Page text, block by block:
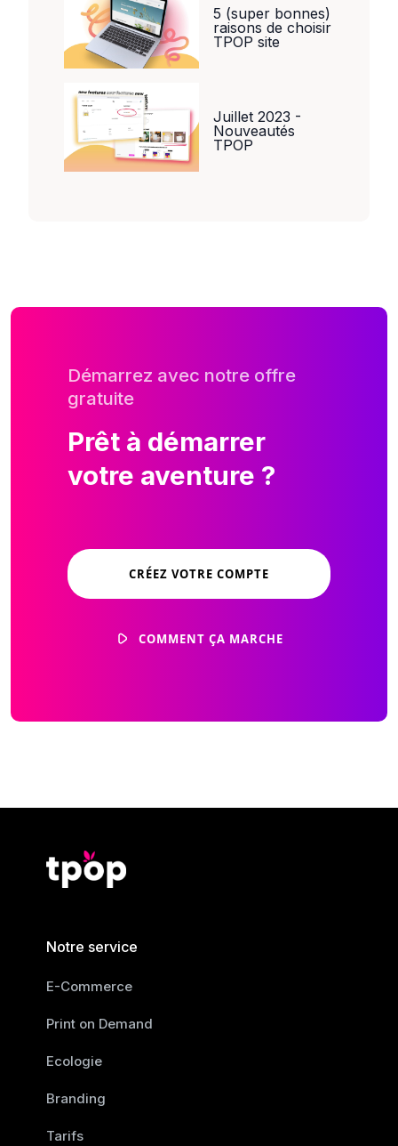
5 (super bonnes)
raisons de choisir
TPOP site
Juillet 2023 -
Nouveautés
TPOP
Démarrez avec notre offre
gratuite
Prêt à démarrer
votre aventure ?
CRÉEZ VOTRE COMPTE
COMMENT ÇA MARCHE
Notre service
E-Commerce
Print on Demand
Ecologie
Branding
Tarifs